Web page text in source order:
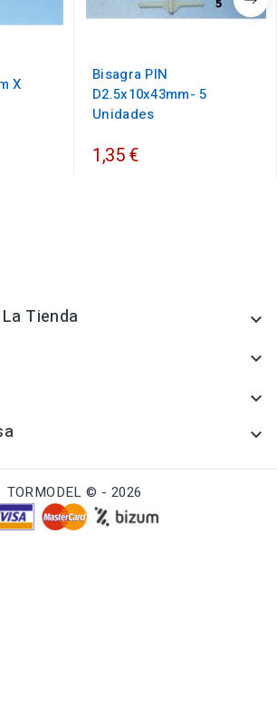
X
Bisagra PIN
D2.5x10x43mm- 5
Unidades
1,35 €
Tienda 



TORMODEL © - 2026